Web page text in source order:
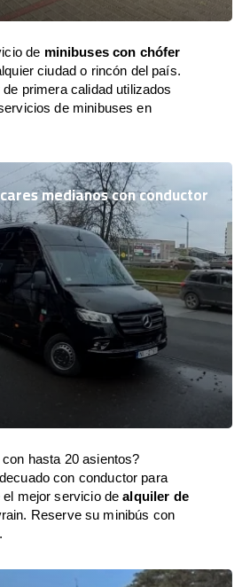
de minibuses con chófer
ciudad o rincón del país.
primera calidad utilizados
de minibuses en
medianos con conductor
hasta 20 asientos?
con conductor para
el mejor servicio dealquiler de
Reserve su minibús con